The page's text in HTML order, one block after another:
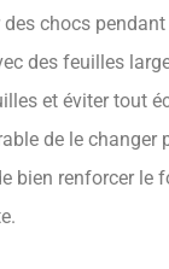
chocs pendant
des feuilles
et éviter tout
de le changer
bien renforcer le